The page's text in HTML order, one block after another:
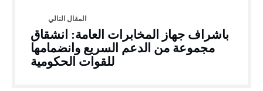
باشراف جهاز المخابرات العامة: انشقاق
مجموعة من الدعم السريع وانضمامها
للقوات الحكومية